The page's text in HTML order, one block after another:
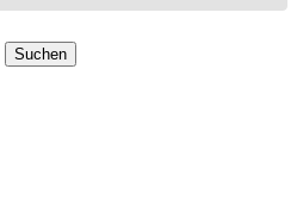
Suchen